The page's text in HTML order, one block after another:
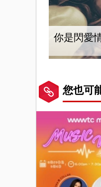
你是閃愛
您也可